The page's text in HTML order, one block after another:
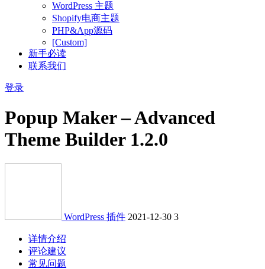
WordPress 主题
Shopify电商主题
PHP&App源码
[Custom]
新手必读
联系我们
登录
Popup Maker – Advanced
Theme Builder 1.2.0
WordPress 插件 2021-12-30 3
详情介绍
评论建议
常见问题